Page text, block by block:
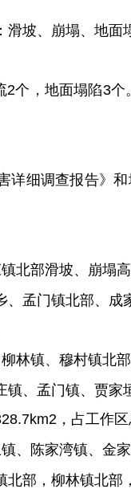
坡、崩塌、地
2个，地面塌陷3个
详细调查报告》
北部滑坡、崩塌
、孟门镇北部、成
林镇、穆村镇北
、孟门镇、贾
2 ， 占工作
、陈家湾镇、金
部，柳林镇北部